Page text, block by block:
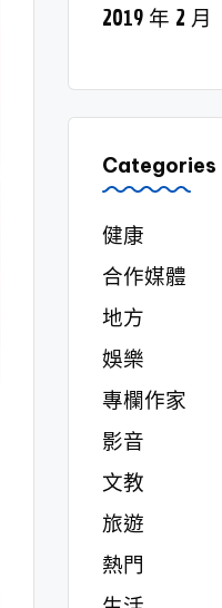
2019 年 2 月
Categories
健康
合作媒體
地方
娛樂
專欄作家
影音
文教
旅遊
熱門